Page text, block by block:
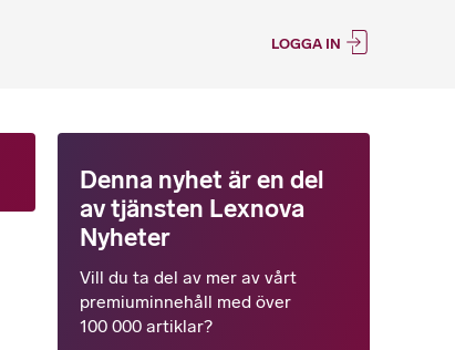
LOGGA IN
Denna nyhet är en del
av tjänsten Lexnova
Nyheter
Vill du ta del av mer av vårt
premiuminnehåll med över
100 000 artiklar?